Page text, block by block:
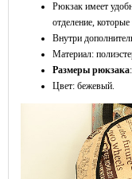
Рюкзак имеет
отделение,
Внутри
Материал:
Размеры рюкзака
Цвет: бежевый.